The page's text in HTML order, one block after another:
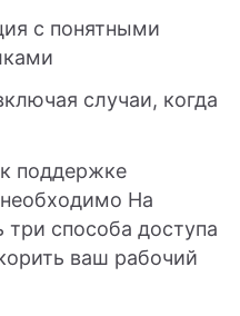
с понятными
случаи, когда
поддержке
необходимо На
способа доступа
ваш рабочий